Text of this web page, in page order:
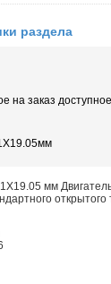
раздела
на заказ доступное
мм
открытого